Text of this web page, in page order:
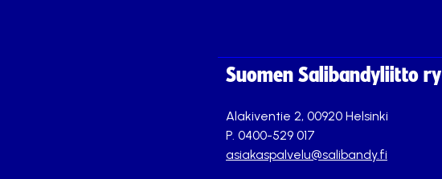
Suomen Salibandyliitto ry
Alakiventie 2, 00920 Helsinki
P. 0400-529 017
asiakaspalvelu@salibandy.fi